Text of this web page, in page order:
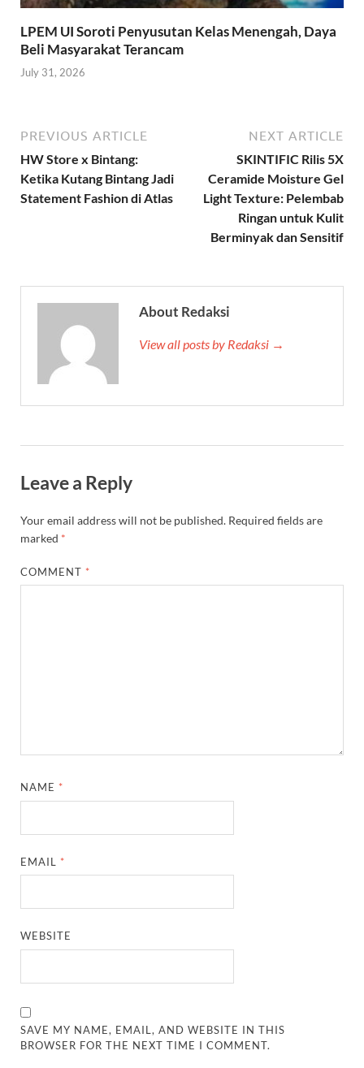
LPEM UI Soroti Penyusutan Kelas Menengah, Daya
Beli Masyarakat Terancam
July 31, 2026
PREVIOUS ARTICLE
HW Store x Bintang:
Ketika Kutang Bintang Jadi
Statement Fashion di Atlas
NEXT ARTICLE
SKINTIFIC Rilis 5X
Ceramide Moisture Gel
Light Texture: Pelembab
Ringan untuk Kulit
Berminyak dan Sensitif
About Redaksi
View all posts by Redaksi →
Leave a Reply
Your email address will not be published. Required fields are
marked *
COMMENT *
NAME *
EMAIL *
WEBSITE
SAVE MY NAME, EMAIL, AND WEBSITE IN THIS
BROWSER FOR THE NEXT TIME I COMMENT.